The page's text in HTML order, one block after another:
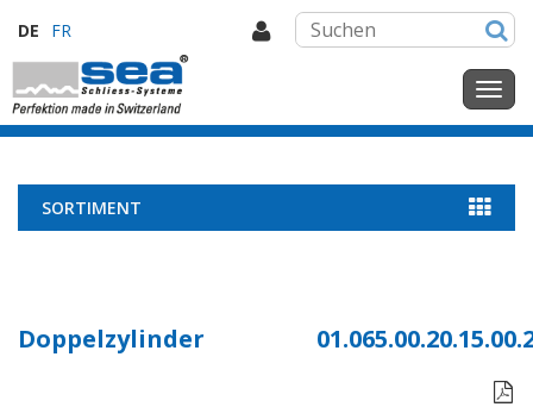
DE FR
SORTIMENT
Doppelzylinder
